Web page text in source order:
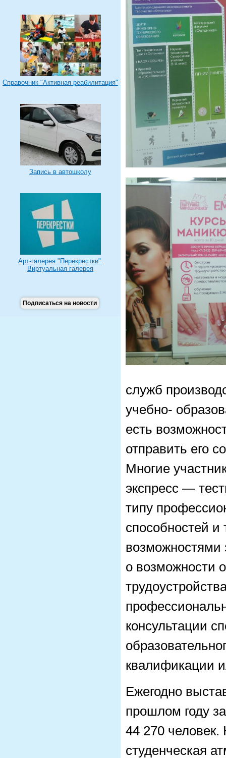
Справочник "Активная реабилитация"
Запись в автошколу
Арт-галерея "Перекрестки".
Виртуальная галерея
Подписаться на новости
служб
учебно-
есть
отправить его
Многие
экспресс —
типу
способностей
возможностями
о возможности
консультации
квалификации
Ежегодно
прошлом году
44 270
студенческая